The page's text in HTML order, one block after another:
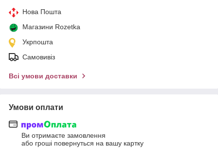
Нова Пошта
Магазини Rozetka
Укрпошта
Самовивіз
Всі умови доставки
Умови оплати
Ви отримаєте замовлення
або гроші повернуться на вашу картку